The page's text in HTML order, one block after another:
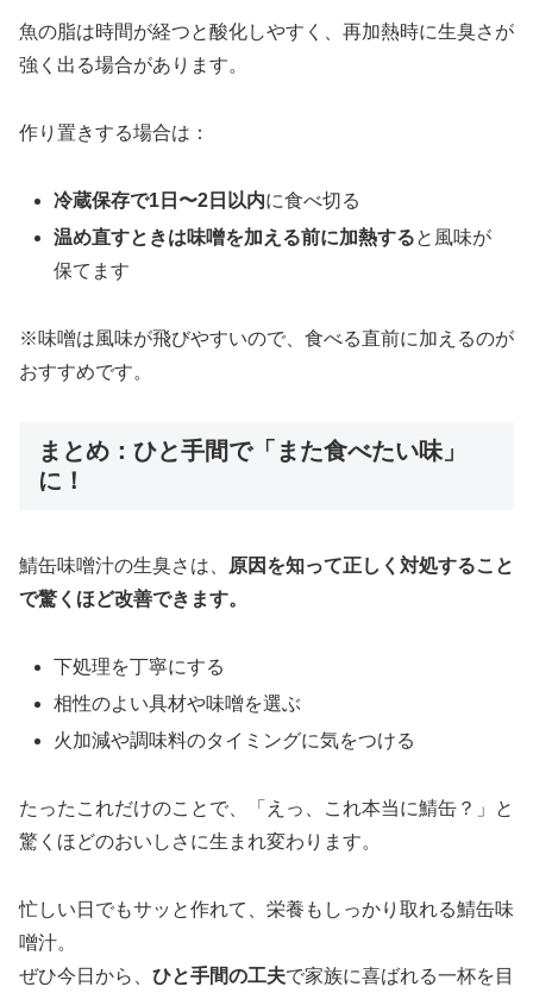
魚の脂は時間が経つと酸化しやすく、再加熱時に生臭さが
強く出る場合があります。
作り置きする場合は：
冷蔵保存で1日〜2日以内に食べ切る
温め直すときは味噌を加える前に加熱すると風味が
保てます
※味噌は風味が飛びやすいので、食べる直前に加えるのが
おすすめです。
まとめ：ひと手間で「また食べたい味」
に！
鯖缶味噌汁の生臭さは、
原因を知って正しく対処すること
で驚くほど改善できます。
下処理を丁寧にする
相性のよい具材や味噌を選ぶ
火加減や調味料のタイミングに気をつける
たったこれだけのことで、「えっ、これ本当に鯖缶？」と
驚くほどのおいしさに生まれ変わります。
忙しい日でもサッと作れて、栄養もしっかり取れる鯖缶味
噌汁。
ぜひ今日から、 ひと手間の工夫で家族に喜ばれる一杯を目